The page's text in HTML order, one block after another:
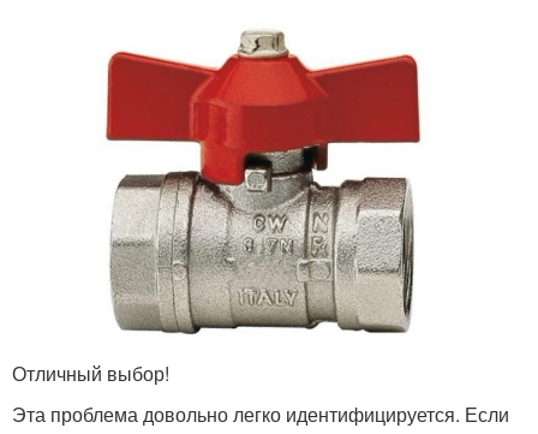
Отличный выбор!
Эта проблема довольно легко идентифицируется. Если